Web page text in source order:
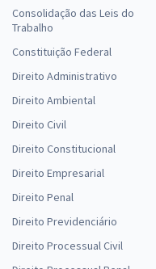
Consolidação das Leis do
Trabalho
Constituição Federal
Direito Administrativo
Direito Ambiental
Direito Civil
Direito Constitucional
Direito Empresarial
Direito Penal
Direito Previdenciário
Direito Processual Civil